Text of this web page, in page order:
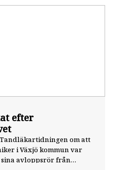
efter
om att
i Växjö kommun var
avloppsrör från